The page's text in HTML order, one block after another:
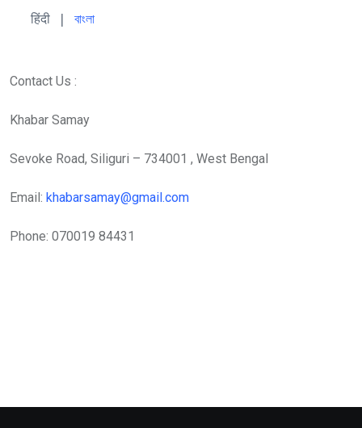
हिंदी বাংলা
Contact Us :
Khabar Samay
Sevoke Road, Siliguri – 734001 , West Bengal
Email: khabarsamay@gmail.com
Phone: 070019 84431